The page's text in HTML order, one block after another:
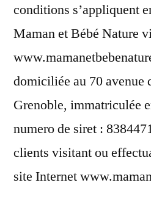
conditions s’appliquent
Maman et Bébé Nature
domiciliée au 70 avenue
Grenoble, immatriculée
numero de siret :
clients visitant ou
site Internet